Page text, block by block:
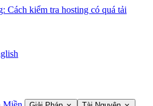
Cách kiểm tra hosting có quá tải